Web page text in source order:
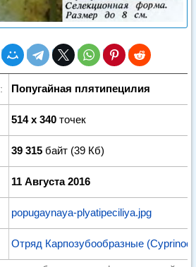
Попугайная плятипецилия
514 x 340 точек
39 315 байт (39 Кб)
11 Августа 2016
popugaynaya-plyatipeciliya.jpg
Отряд Карпозубообразные